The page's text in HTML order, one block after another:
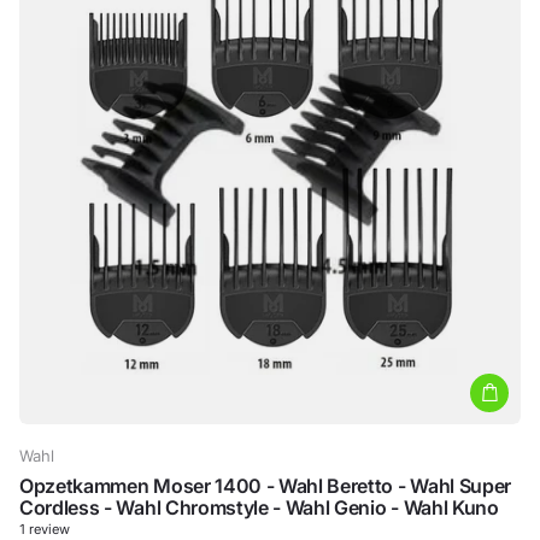
Wahl
Opzetkammen Moser 1400 - Wahl Beretto - Wahl Super
Cordless - Wahl Chromstyle - Wahl Genio - Wahl Kuno
1 review